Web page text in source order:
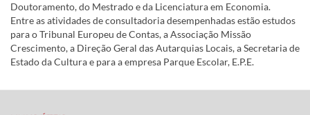
Doutoramento, do Mestrado e da Licenciatura em Economia.
Entre as atividades de consultadoria desempenhadas estão estudos
para o Tribunal Europeu de Contas, a Associação Missão
Crescimento, a Direção Geral das Autarquias Locais, a Secretaria de
Estado da Cultura e para a empresa Parque Escolar, E.P.E.